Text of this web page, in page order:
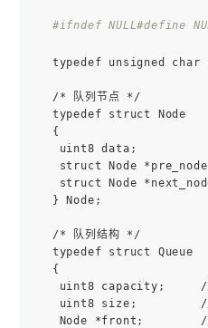
#ifndef NULL#define
typedef unsigned char
/* 队列节点 */
typedef struct Node
{
uint8 data;
struct Node
struct Node
} Node;
/* 队列结构 */
typedef struct Queue
{
uint8 capacity;     //
uint8 size;         //
Node *front;        //